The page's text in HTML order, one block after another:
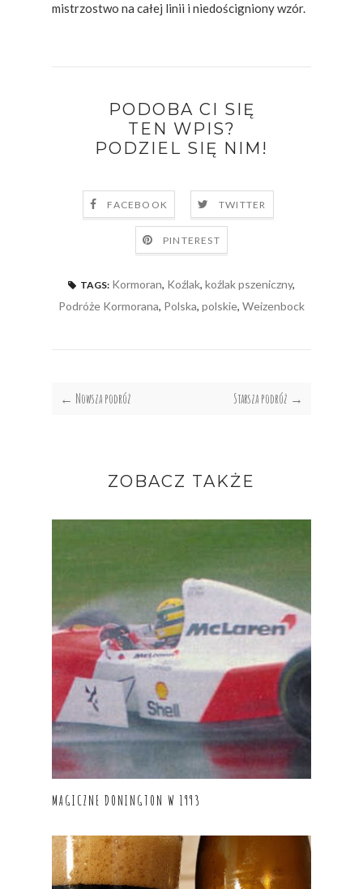
mistrzostwo na całej linii i niedościgniony wzór.
PODOBA CI SIĘ
TEN WPIS?
PODZIEL SIĘ NIM!
FACEBOOK TWITTER
PINTEREST
TAGS: Kormoran, Koźlak, koźlak pszeniczny,
Podróże Kormorana, Polska, polskie, Weizenbock
← Nowsza podróż Starsza podróż →
ZOBACZ TAKŻE
MAGICZNE DONINGTON W 1993